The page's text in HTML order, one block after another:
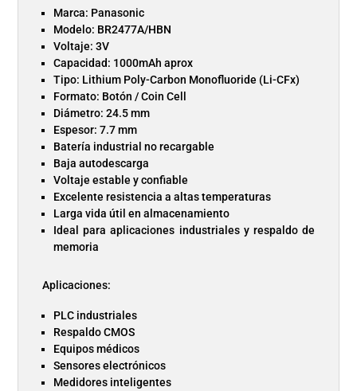
Marca: Panasonic
Modelo: BR2477A/HBN
Voltaje: 3V
Capacidad: 1000mAh aprox
Tipo: Lithium Poly-Carbon Monofluoride (Li-CFx)
Formato: Botón / Coin Cell
Diámetro: 24.5 mm
Espesor: 7.7 mm
Batería industrial no recargable
Baja autodescarga
Voltaje estable y confiable
Excelente resistencia a altas temperaturas
Larga vida útil en almacenamiento
Ideal para aplicaciones industriales y respaldo de
memoria
Aplicaciones:
PLC industriales
Respaldo CMOS
Equipos médicos
Sensores electrónicos
Medidores inteligentes